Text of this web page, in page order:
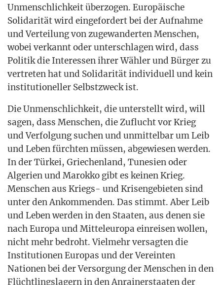
Unmensch­lich­keit über­zo­gen. Euro­päi­sche
Soli­da­ri­tät wird ein­ge­for­dert bei der Auf­nah­me
und Ver­tei­lung von zuge­wan­der­ten Men­schen,
wobei ver­kannt oder unter­schla­gen wird, dass
Poli­tik die Inter­es­sen ihrer Wäh­ler und Bür­ger zu
ver­tre­ten hat und Soli­da­ri­tät indi­vi­du­ell und kein
insti­tu­tio­nel­ler Selbst­zweck ist.
Die Unmensch­lich­keit, die unter­stellt wird, will
sagen, dass Men­schen, die Zuflucht vor Krieg
und Ver­fol­gung suchen und unmit­tel­bar um Leib
und Leben fürch­ten müs­sen, abge­wie­sen wer­den.
In der Tür­kei, Grie­chen­land, Tune­si­en oder
Alge­ri­en und Marok­ko gibt es kei­nen Krieg.
Men­schen aus Kriegs- und Kri­sen­ge­bie­ten sind
unter den Ankom­men­den. Das stimmt. Aber Leib
und Leben wer­den in den Staa­ten, aus denen sie
nach Euro­pa und Mit­tel­eu­ro­pa ein­rei­sen wol­len,
nicht mehr bedroht. Viel­mehr ver­sag­ten die
Insti­tu­tio­nen Euro­pas und der Ver­ein­ten
Natio­nen bei der Ver­sor­gung der Men­schen in den
Flücht­lings­la­gern in den Anrai­ner­staa­ten der